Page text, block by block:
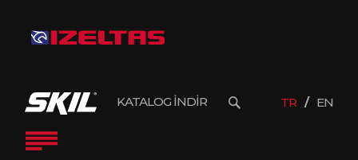
KATALOG İNDİR TR EN